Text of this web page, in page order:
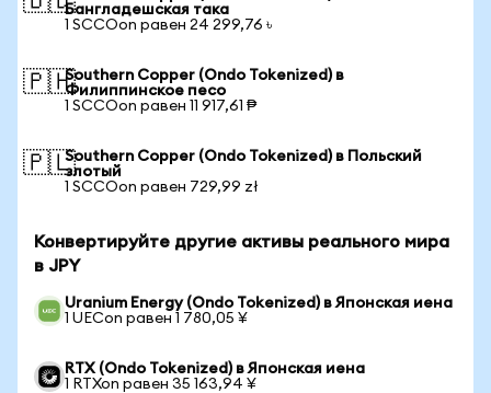
Бангладешская така
1 SCCOon равен 24 299,76 ৳
🇵🇭Southern Copper (Ondo Tokenized) в
Филиппинское песо
1 SCCOon равен 11 917,61 ₱
🇵🇱Southern Copper (Ondo Tokenized) в Польский
злотый
1 SCCOon равен 729,99 zł
Конвертируйте другие активы реального мира
в JPY
Uranium Energy (Ondo Tokenized) в Японская иена
1 UECon равен 1 780,05 ¥
RTX (Ondo Tokenized) в Японская иена
1 RTXon равен 35 163,94 ¥